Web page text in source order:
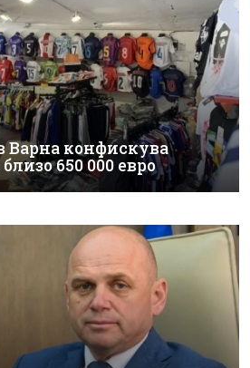
Варна конфискува
650 000 евро